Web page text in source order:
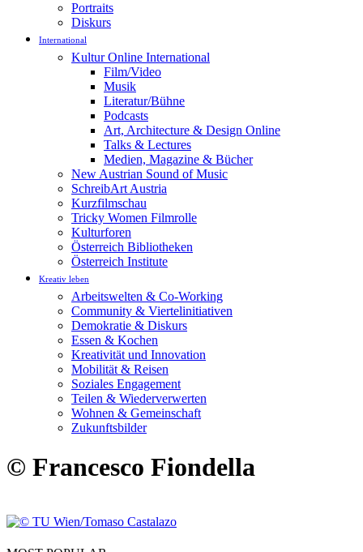
Portraits
Diskurs
International
Kultur Online International
Film/Video
Musik
Literatur/Bühne
Podcasts
Art, Architecture & Design Online
Talks & Lectures
Medien, Magazine & Bücher
New Austrian Sound of Music
SchreibArt Austria
Kurzfilmschau
Tricky Women Filmrolle
Kulturforen
Österreich Bibliotheken
Österreich Institute
Kreativ leben
Arbeitswelten & Co-Working
Community & Viertelinitiativen
Demokratie & Diskurs
Essen & Kochen
Kreativität und Innovation
Mobilität & Reisen
Soziales Engagement
Teilen & Wiederverwerten
Wohnen & Gemeinschaft
Zukunftsbilder
© Francesco Fiondella